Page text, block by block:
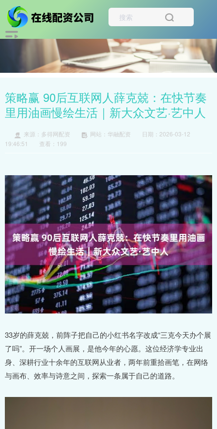
策略赢 90后互联网人薛克兢：在快节奏
里用油画慢绘生活｜新大众文艺·艺中人
来源：多得网配资 网站：华融配资
日期：2026-03-12
19:46:51
查看：199
33岁的薛克兢，前阵子把自己的小红书名字改成“三克今天办个展
了吗”。开一场个人画展，是他今年的心愿。这位经济学专业出
身、深耕行业十余年的互联网从业者，两年前重拾画笔，在网络
与画布、效率与诗意之间，探索一条属于自己的道路。